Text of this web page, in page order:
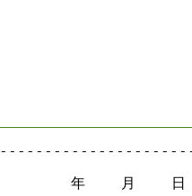
年    月    日